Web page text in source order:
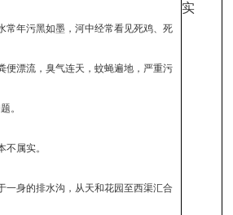
常年污黑如墨，河中经常看见死鸡、死
便漂流，臭气连天，蚊蝇遍地，严重污
。
不属实。
一身的排水沟，从天和花园至西渠汇合
实